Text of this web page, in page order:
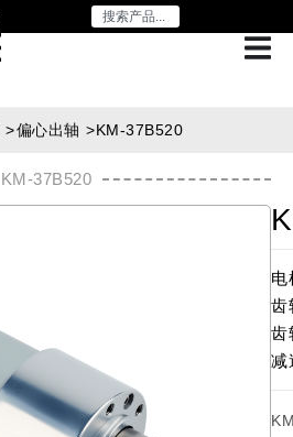
>偏心出轴 >KM-37B520
KM-37B520
电
齿
齿
减